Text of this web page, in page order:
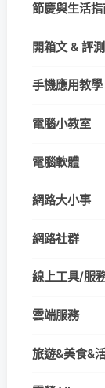
節慶與生活
開箱文 & 評測
手機應用教學
電腦小教室
電腦軟體
網路大小事
網路社群
線上工具/服
雲端服務
旅遊&美食&